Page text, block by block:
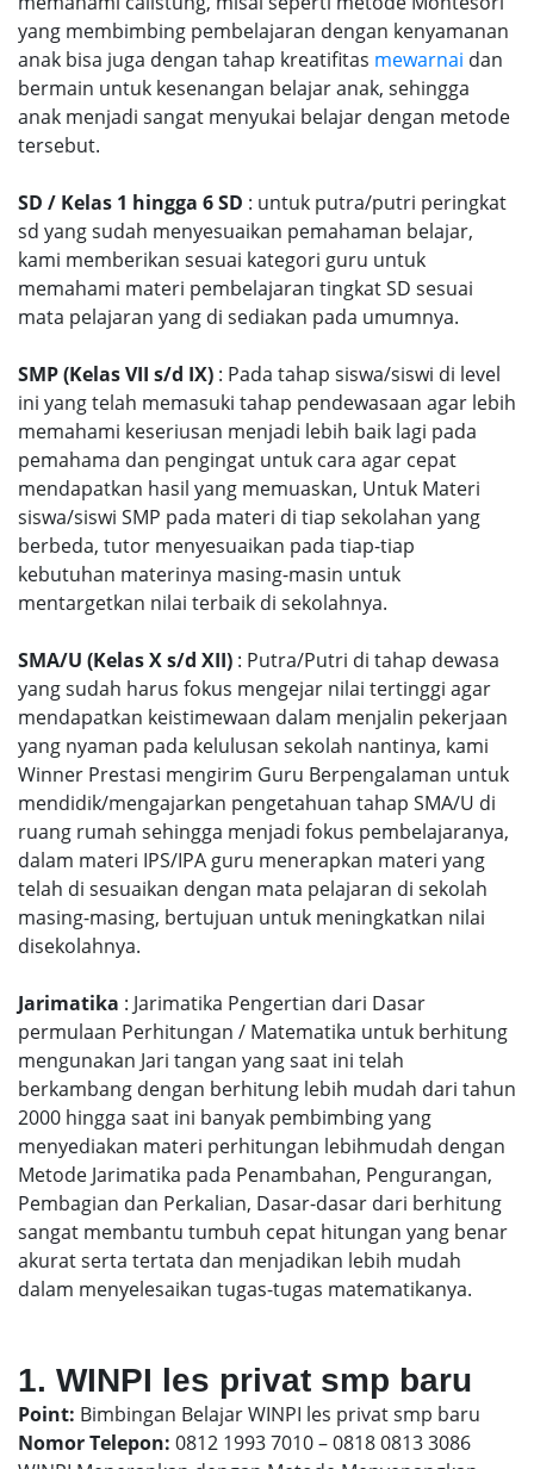
yang membimbing pembelajaran dengan kenyamanan
anak bisa juga dengan tahap kreatifitas mewarnai dan
bermain untuk kesenangan belajar anak, sehingga
anak menjadi sangat menyukai belajar dengan metode
tersebut.
SD / Kelas 1 hingga 6 SD : untuk putra/putri peringkat
sd yang sudah menyesuaikan pemahaman belajar,
kami memberikan sesuai kategori guru untuk
memahami materi pembelajaran tingkat SD sesuai
mata pelajaran yang di sediakan pada umumnya.
SMP (Kelas VII s/d IX) : Pada tahap siswa/siswi di level
ini yang telah memasuki tahap pendewasaan agar lebih
memahami keseriusan menjadi lebih baik lagi pada
pemahama dan pengingat untuk cara agar cepat
mendapatkan hasil yang memuaskan, Untuk Materi
siswa/siswi SMP pada materi di tiap sekolahan yang
berbeda, tutor menyesuaikan pada tiap-tiap
kebutuhan materinya masing-masin untuk
mentargetkan nilai terbaik di sekolahnya.
SMA/U (Kelas X s/d XII) : Putra/Putri di tahap dewasa
yang sudah harus fokus mengejar nilai tertinggi agar
mendapatkan keistimewaan dalam menjalin pekerjaan
yang nyaman pada kelulusan sekolah nantinya, kami
Winner Prestasi mengirim Guru Berpengalaman untuk
mendidik/mengajarkan pengetahuan tahap SMA/U di
ruang rumah sehingga menjadi fokus pembelajaranya,
dalam materi IPS/IPA guru menerapkan materi yang
telah di sesuaikan dengan mata pelajaran di sekolah
masing-masing, bertujuan untuk meningkatkan nilai
disekolahnya.
Jarimatika : Jarimatika Pengertian dari Dasar
permulaan Perhitungan / Matematika untuk berhitung
mengunakan Jari tangan yang saat ini telah
berkambang dengan berhitung lebih mudah dari tahun
2000 hingga saat ini banyak pembimbing yang
menyediakan materi perhitungan lebihmudah dengan
Metode Jarimatika pada Penambahan, Pengurangan,
Pembagian dan Perkalian, Dasar-dasar dari berhitung
sangat membantu tumbuh cepat hitungan yang benar
akurat serta tertata dan menjadikan lebih mudah
dalam menyelesaikan tugas-tugas matematikanya.
1. WINPI les privat smp baru
Point: Bimbingan Belajar WINPI les privat smp baru
Nomor Telepon: 0812 1993 7010 – 0818 0813 3086